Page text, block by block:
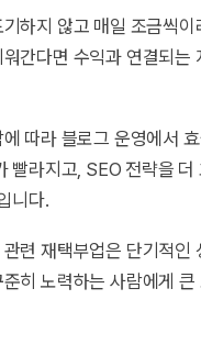
하지 않고 매일 조금씩
간다면 수익과 연결되는
따라 블로그 운영에서
빨라지고, SEO 전략을 더
니다.
련 재택부업은 단기적인
히 노력하는 사람에게 큰